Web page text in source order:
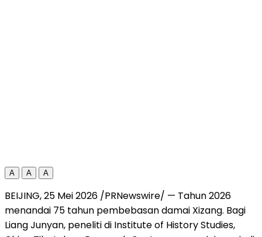
A A A
BEIJING, 25 Mei 2026 /PRNewswire/ — Tahun 2026
menandai 75 tahun pembebasan damai Xizang. Bagi
Liang Junyan, peneliti di Institute of History Studies,